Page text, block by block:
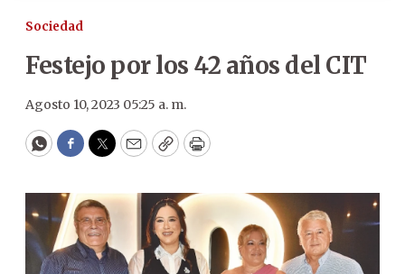
Sociedad
Festejo por los 42 años del CIT
Agosto 10, 2023 05:25 a. m.
WhatsApp
Facebook
Twitter
EmailCopyPrint